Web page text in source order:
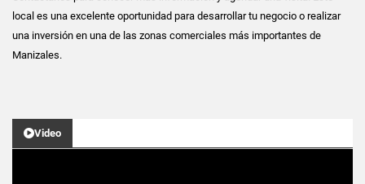
local es una excelente oportunidad para desarrollar tu negocio o realizar
una inversión en una de las zonas comerciales más importantes de
Manizales.
Video